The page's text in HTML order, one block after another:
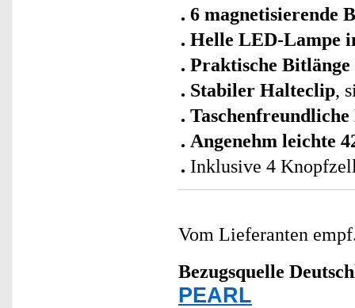
6 magnetisierende
Helle LED-Lampe
Praktische Bitlänge
Stabiler Halteclip,
Angenehm leichte
Inklusive 4
Vom Lieferanten
Bezugsquelle
PEARL